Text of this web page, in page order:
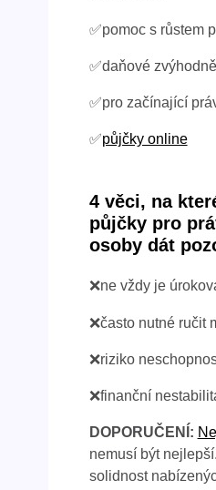
✅pomoc s růstem
✅daňové
✅pro začínající
✅půjčky online
4 věci, na
půjčky pro
osoby dát
❌ne vždy je
❌často nutné ručit
❌riziko
❌finanční
DOPORUČENÍ:
nemusí být
solidnost